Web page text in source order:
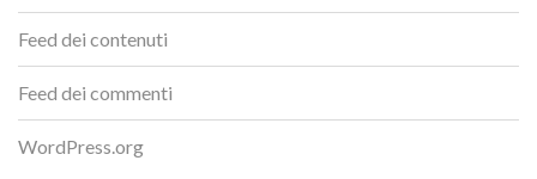
Feed dei contenuti
Feed dei commenti
WordPress.org